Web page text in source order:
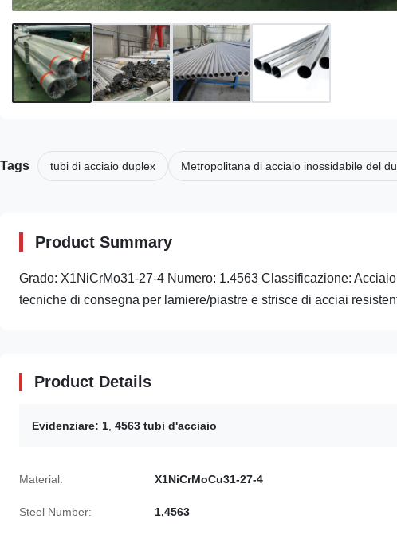
Tags tubi di acciaio duplex Metropolitana di acciaio inossidabile del
Product Summary
Grado: X1NiCrMo31-27-4 Numero: 1.4563 Classificazione:
tecniche di consegna per lamiere/piastre e strisce di acciai
Product Details
Evidenziare: 1 4563 tubi d'acciaio
Material: X1NiCrMoCu31-27-4
Steel Number: 1,4563